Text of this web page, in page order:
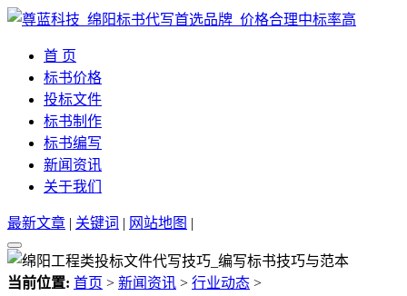
首 页
标书价格
投标文件
标书制作
标书编写
新闻资讯
关于我们
最新文章 | 关键词 | 网站地图 |
当前位置: 首页 > 新闻资讯 > 行业动态 >